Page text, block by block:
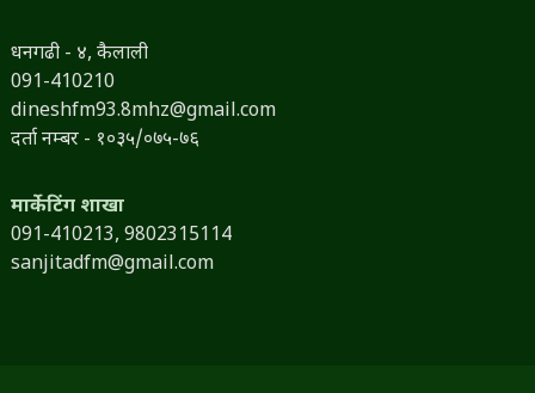
धनगढी - ४, कैलाली
091-410210
dineshfm93.8mhz@gmail.com
दर्ता नम्बर - १०३५/०७५-७६
मार्केटिंग शाखा
091-410213, 9802315114
sanjitadfm@gmail.com